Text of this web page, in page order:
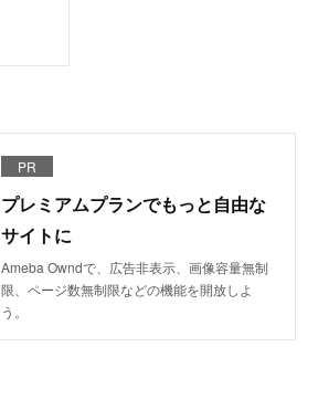
PR
プレミアムプランでもっと自由な
サイトに
Ameba Owndで、広告非表示、画像容量無制
限、ページ数無制限などの機能を開放しよ
う。